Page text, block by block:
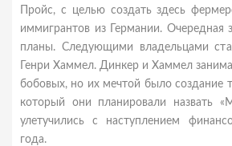
Пройс, с целью создать здесь
иммигрантов из Германии. Очередная
планы. Следующими владельцами
Генри Хаммел. Динкер и Хаммел
бобовых, но их мечтой было создание
который они планировали назвать
улетучились с наступлением
года.